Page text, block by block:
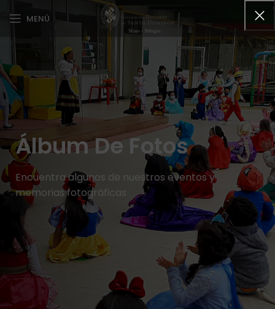
MENÚ
Álbum De Fotos
Encuentra algunos de nuestros eventos y
memorias fotográficas